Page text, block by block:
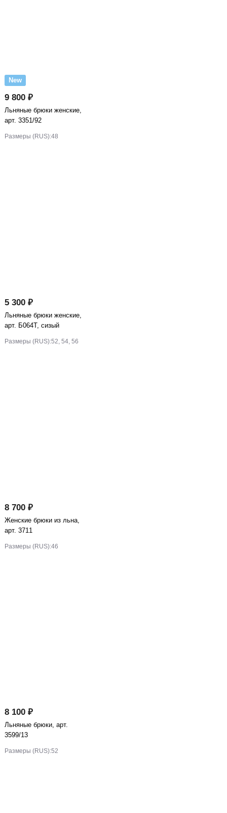
New
9 800 ₽
Льняные брюки женские,
арт. 3351/92
Размеры (RUS):48
5 300 ₽
Льняные брюки женские,
арт. Б064Т, сизый
Размеры (RUS):52, 54, 56
8 700 ₽
Женские брюки из льна,
арт. 3711
Размеры (RUS):46
8 100 ₽
Льняные брюки, арт.
3599/13
Размеры (RUS):52